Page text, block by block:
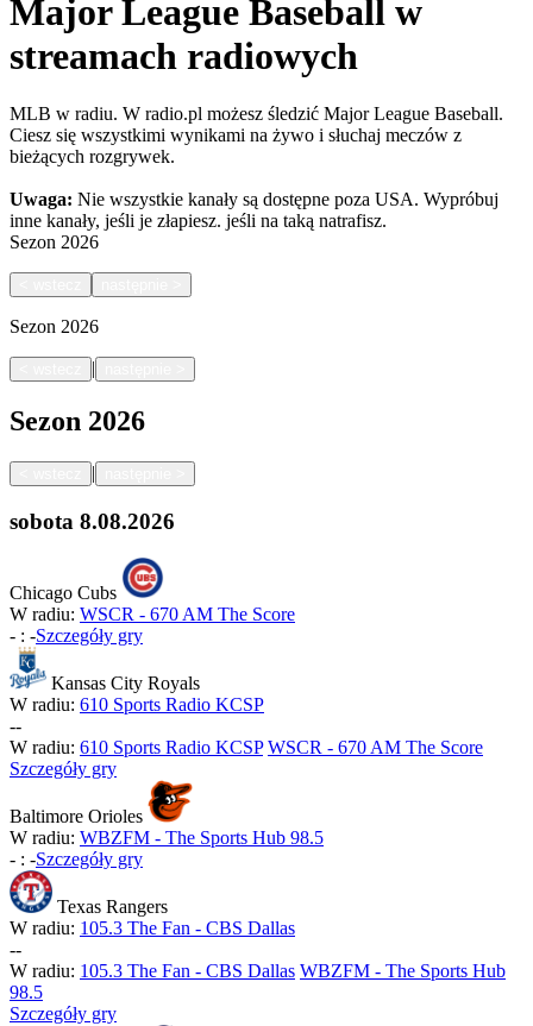
Major League Baseball w
streamach radiowych
MLB w radiu. W radio.pl możesz śledzić Major League Baseball.
Ciesz się wszystkimi wynikami na żywo i słuchaj meczów z
bieżących rozgrywek.
Uwaga: Nie wszystkie kanały są dostępne poza USA. Wypróbuj
inne kanały, jeśli je złapiesz. jeśli na taką natrafisz.
Sezon 2026
Sezon 2026
|
Sezon 2026
|
sobota 8.08.2026
Chicago Cubs
W radiu: WSCR - 670 AM The Score
- : -Szczegóły gry
Kansas City Royals
W radiu: 610 Sports Radio KCSP
--
W radiu: 610 Sports Radio KCSP WSCR - 670 AM The Score
Szczegóły gry
Baltimore Orioles
W radiu: WBZFM - The Sports Hub 98.5
- : -Szczegóły gry
Texas Rangers
W radiu: 105.3 The Fan - CBS Dallas
--
W radiu: 105.3 The Fan - CBS Dallas WBZFM - The Sports Hub
98.5
Szczegóły gry